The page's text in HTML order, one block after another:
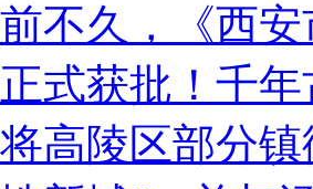
前不久，《西
正式获批！千
将高陵区部分